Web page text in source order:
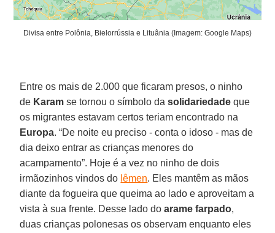
Divisa entre Polônia, Bielorrússia e Lituânia (Imagem: Google Maps)
Entre os mais de 2.000 que ficaram presos, o ninho
de Karam se tornou o símbolo dasolidariedade que
os migrantes estavam certos teriam encontrado na
Europa. “De noite eu preciso - conta o idoso - mas de
dia deixo entrar as crianças menores do
acampamento”. Hoje é a vez no ninho de dois
irmãozinhos vindos do Iêmen. Eles mantêm as mãos
diante da fogueira que queima ao lado e aproveitam a
vista à sua frente. Desse lado doarame farpado,
duas crianças polonesas os observam enquanto eles